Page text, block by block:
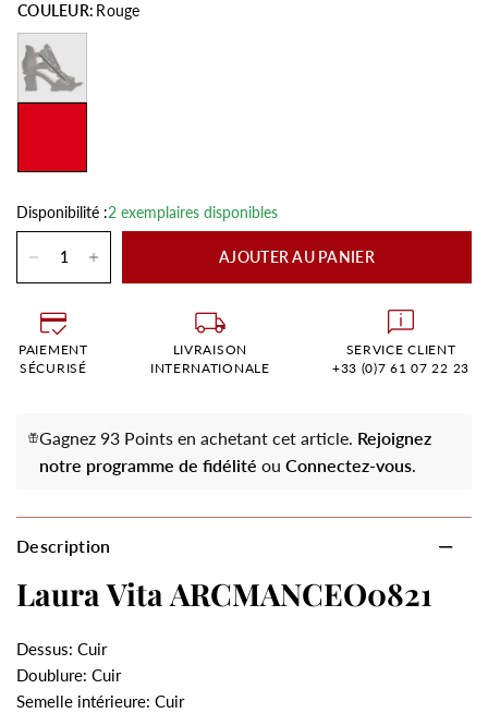
COULEUR: Rouge
Noir
Disponibilité :2 exemplaires disponibles
AJOUTER AU PANIER
PAIEMENT
SÉCURISÉ
LIVRAISON
INTERNATIONALE
SERVICE CLIENT
+33 (0)7 61 07 22 23
Gagnez 93 Points en achetant cet article. Rejoignez
notre programme de fidélité ouConnectez-vous.
Description
Laura Vita ARCMANCEO0821
Dessus: Cuir
Doublure: Cuir
Semelle intérieure: Cuir